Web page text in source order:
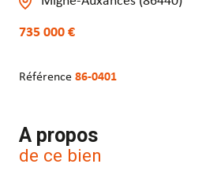
735 000 €
Référence 86-0401
A propos
de ce bien